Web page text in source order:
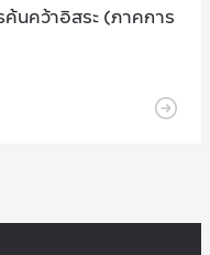
นคว้าอิสระ (ภาคการ